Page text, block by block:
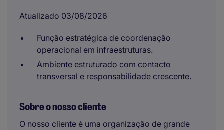
Atualizado 03/08/2026
Função estratégica de coordenação
operacional em infraestruturas.
Ambiente estruturado com contacto
transversal e responsabilidade crescente.
Sobre o nosso cliente
O nosso cliente é uma organização de grande